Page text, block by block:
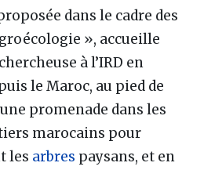
dans le cadre des
», accueille
à l’IRD en
le Maroc, au pied de
promenade dans les
marocains pour
les arbres paysans, et en